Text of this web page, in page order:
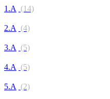
1.A (14)
2.A (4)
3.A (5)
4.A (5)
5.A (2)